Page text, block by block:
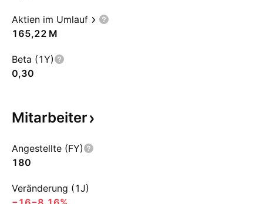
Aktien im Umlauf
‪165,22 M‬
Beta (1Y)
0,30
Mitarbeiter
Angestellte (FY)
180
Veränderung (1J)